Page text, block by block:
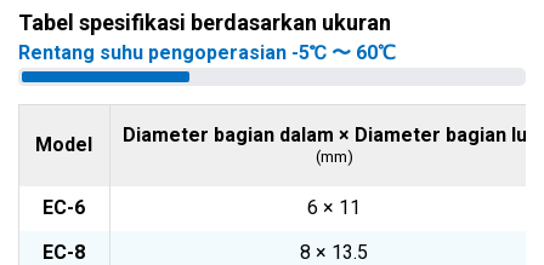
Tabel spesifikasi berdasarkan ukuran
Rentang suhu pengoperasian -5℃ 〜 60℃
Model Diameter bagian dalam × Diameter bagian
(mm)
EC-6
6 × 11
EC-8
8 × 13.5